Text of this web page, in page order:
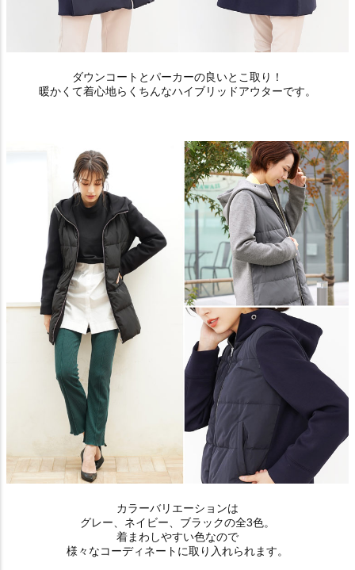
ダウンコートとパーカーの良いとこ取り！
暖かくて着心地らくちんなハイブリッドアウターです。
カラーバリエーションは
グレー、ネイビー、ブラックの全3色。
着まわしやすい色なので
様々なコーディネートに取り入れられます。